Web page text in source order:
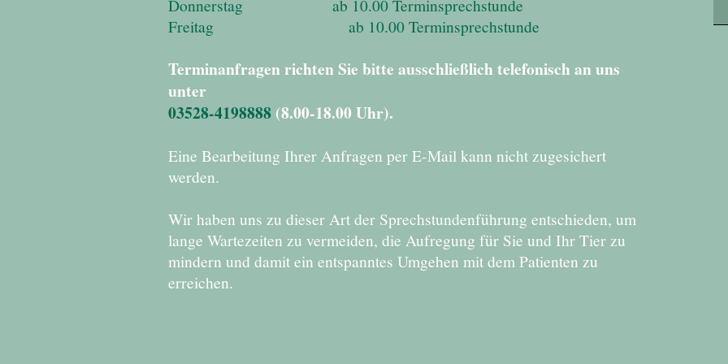
Donnerstag ab 10.00 Terminsprechstunde
Freitag ab 10.00 Terminsprechstunde
Terminanfragen richten Sie bitte ausschließlich telefonisch an uns
unter
03528-4198888 (8.00-18.00 Uhr).
Eine Bearbeitung Ihrer Anfragen per E-Mail kann nicht zugesichert
werden.
Wir haben uns zu dieser Art der Sprechstundenführung entschieden, um
lange Wartezeiten zu vermeiden, die Aufregung für Sie und Ihr Tier zu
mindern und damit ein entspanntes Umgehen mit dem Patienten zu
erreichen.